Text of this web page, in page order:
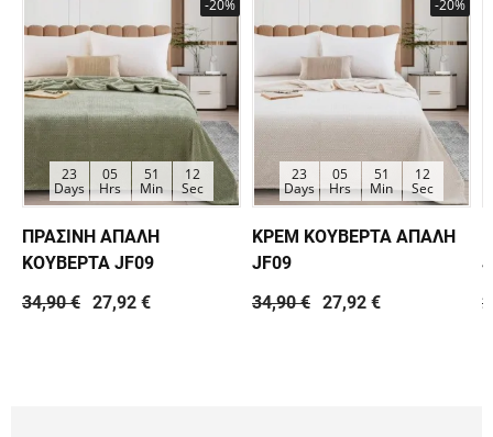
-20%
23
Days
05
Hrs
51
Min
12
Sec
ΠΡΑΣΙΝΗ ΑΠΑΛΗ
ΚΟΥΒΕΡΤΑ JF09
34,90 € 27,92 €
-20%
23
Days
05
Hrs
51
Min
12
Sec
ΚΡΕΜ ΚΟΥΒΕΡΤΑ ΑΠΑΛΗ
JF09
34,90 € 27,92 €